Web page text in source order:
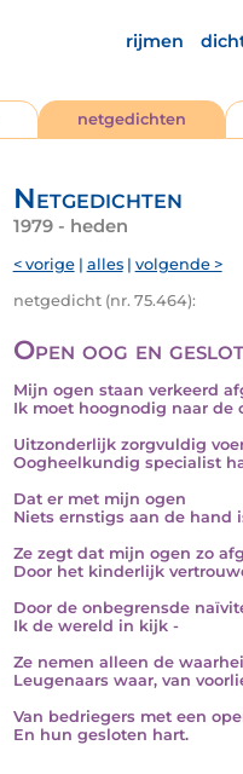
rijmen
netgedichten
Netgedichten
1979 - heden
< vorige| alles| volgende >
netgedicht (nr. 75.464):
Open oog en
Mijn ogen staan verkeerd
Ik moet hoognodig naar de
Uitzonderlijk zorgvuldig
Oogheelkundig specialist
Dat er met mijn ogen
Niets ernstigs aan de hand
Ze zegt dat mijn ogen zo
Door het kinderlijk
Door de onbegrensde
Ik de wereld in kijk -
Ze nemen alleen de
Leugenaars waar, van
Van bedriegers met een
En hun gesloten hart.